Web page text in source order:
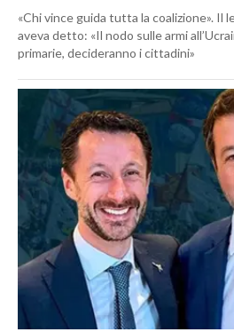
«Chi vince guida tutta la coalizione». Il
aveva detto: «Il nodo sulle armi
primarie, decideranno i cittadini»